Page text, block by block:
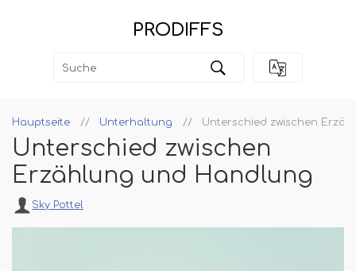
PRODIFFS
Hauptseite Unterhaltung Unterschied zwischen
Unterschied zwischen
Erzählung und Handlung
Sky Pottel